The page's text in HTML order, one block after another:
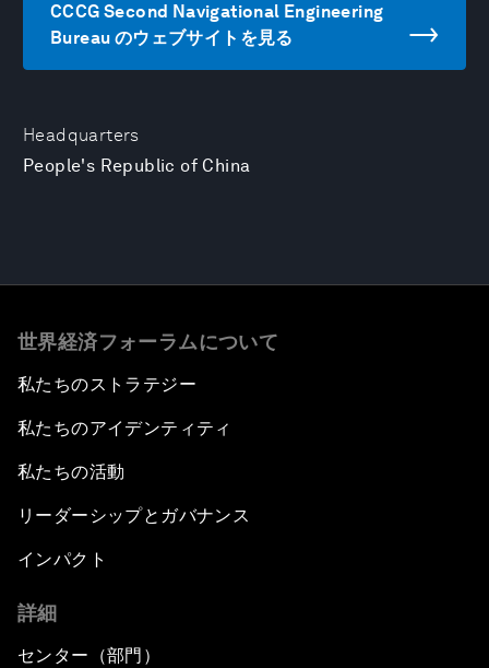
Headquarters
People's Republic of China
CCCG Second Navigational Engineering
Bureau のウェブサイトを見る
世界経済フォーラムについて
私たちのストラテジー
私たちのアイデンティティ
私たちの活動
リーダーシップとガバナンス
インパクト
詳細
センター（部門）